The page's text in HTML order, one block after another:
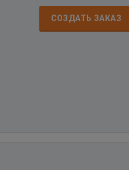
СОЗДАТЬ ЗАКАЗ